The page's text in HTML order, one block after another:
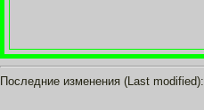
Последние изменения (Last modified):